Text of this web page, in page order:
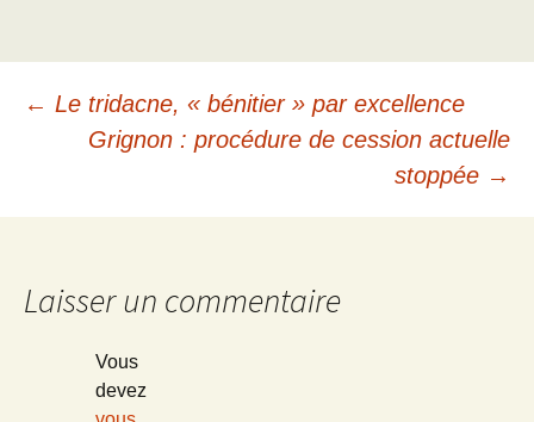
Navigation
← Le tridacne, « bénitier » par excellence
Grignon : procédure de cession actuelle
stoppée →
Laisser un commentaire
Vous
devez